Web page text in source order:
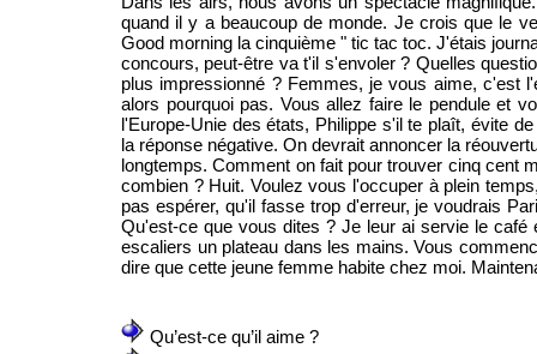
quand il y a beaucoup de monde. Je crois que le
Good morning la cinquième " tic tac toc. J'étais
concours, peut-être va t'il s'envoler ? Quelles
plus impressionné ? Femmes, je vous aime, c'est
alors pourquoi pas. Vous allez faire le pendule et
l'Europe-Unie des états, Philippe s'il te plaît, évite
la réponse négative. On devrait annoncer la
longtemps. Comment on fait pour trouver cinq cent
combien ? Huit. Voulez vous l'occuper à plein
pas espérer, qu'il fasse trop d'erreur, je voudrais
Qu'est-ce que vous dites ? Je leur ai servie le
escaliers un plateau dans les mains. Vous
dire que cette jeune femme habite chez moi.
Qu’est-ce qu’il aime ?